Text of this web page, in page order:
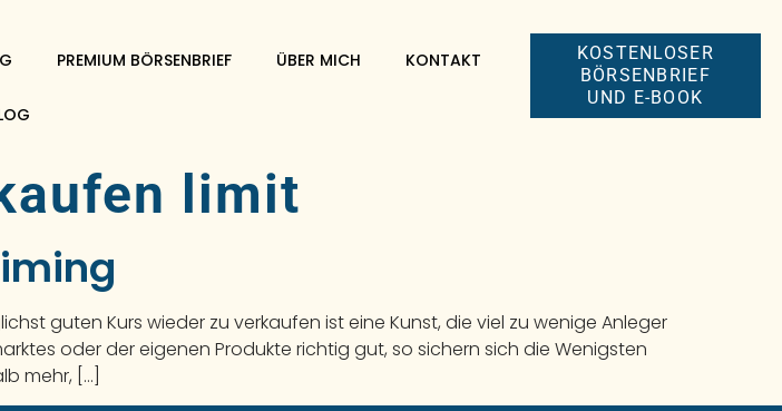
PREMIUM BÖRSENBRIEF ÜBER MICH KONTAKT
KOSTENLOSER
BÖRSENBRIEF
UND E-BOOK
limit
guten Kurs wieder zu verkaufen ist eine Kunst, die viel zu wenige Anleger
oder der eigenen Produkte richtig gut, so sichern sich die Wenigsten
mehr, […]